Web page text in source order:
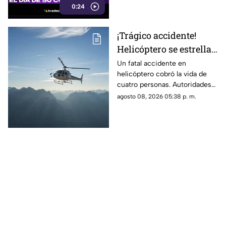
0:24
¡Trágico accidente!
Helicóptero se estrella
en zona boscosa y
mueren cuatro
personas
Un fatal accidente en
helicóptero cobró la vida de
cuatro personas. Autoridades
confirmaron que la aeronave
agosto 08, 2026 05:38 p. m.